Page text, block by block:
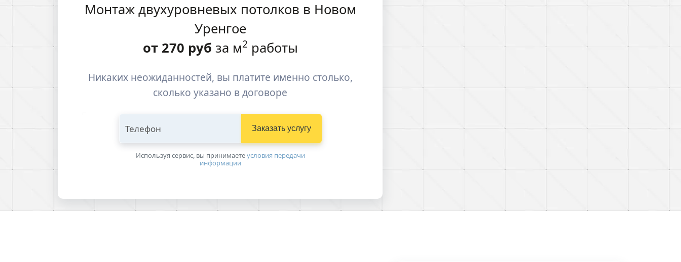
Монтаж двухуровневых потолков в Новом
Уренгое
от 270 руб за м2 работы
Никаких неожиданностей, вы платите именно столько,
сколько указано в договоре
Телефон Заказать услугу
Используя сервис, вы принимаетeусловия передачи
информации